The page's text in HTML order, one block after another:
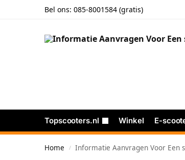
Bel ons: 085-8001584 (gratis)
Topscooters.nl Winkel E-
Home / Informatie Aanvragen Voor Een